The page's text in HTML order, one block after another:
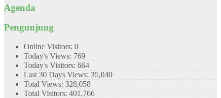
Agenda
Pengunjung
Online Visitors: 0
Today's Views: 769
Today's Visitors: 664
Last 30 Days Views: 35,040
Total Views: 328,058
Total Visitors: 401,766